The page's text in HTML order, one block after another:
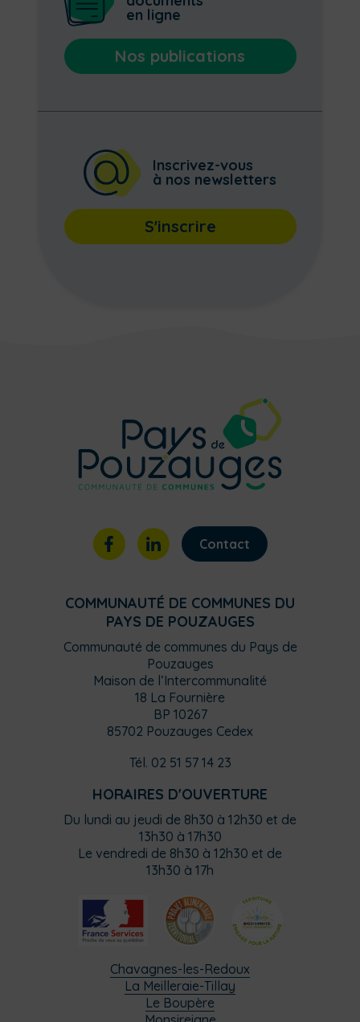
en ligne
Nos publications
Inscrivez-vous
à nos newsletters
S'inscrire
Contact
COMMUNAUTÉ DE COMMUNES DU
PAYS DE POUZAUGES
Communauté de communes du Pays de
Pouzauges
Maison de l’Intercommunalité
18 La Fournière
BP 10267
85702 Pouzauges Cedex
Tél. 02 51 57 14 23
HORAIRES D'OUVERTURE
Du lundi au jeudi de 8h30 à 12h30 et de
13h30 à 17h30
Le vendredi de 8h30 à 12h30 et de
13h30 à 17h
Chavagnes-les-Redoux
La Meilleraie-Tillay
Le Boupère